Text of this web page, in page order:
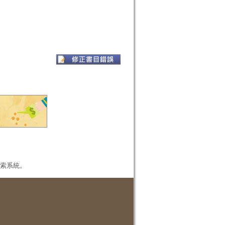
系統。